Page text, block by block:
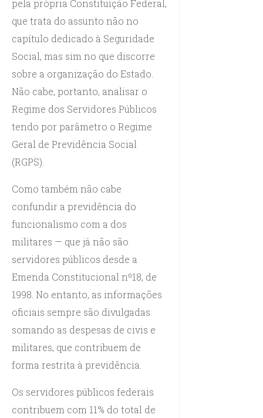
pela própria Constituição Federal,
que trata do assunto não no
capítulo dedicado à Seguridade
Social, mas sim no que discorre
sobre a organização do Estado.
Não cabe, portanto, analisar o
Regime dos Servidores Públicos
tendo por parâmetro o Regime
Geral de Previdência Social
(RGPS).
Como também não cabe
confundir a previdência do
funcionalismo com a dos
militares — que já não são
servidores públicos desde a
Emenda Constitucional nº18, de
1998. No entanto, as informações
oficiais sempre são divulgadas
somando as despesas de civis e
militares, que contribuem de
forma restrita à previdência.
Os servidores públicos federais
contribuem com 11% do total de